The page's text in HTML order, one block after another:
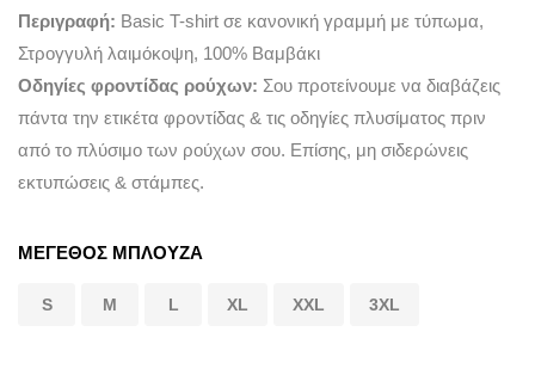
Περιγραφή: Basic T-shirt σε κανονική γραμμή με τύπωμα,
Στρογγυλή λαιμόκοψη, 100% Βαμβάκι
Οδηγίες φροντίδας ρούχων: Σου προτείνουμε να διαβάζεις
πάντα την ετικέτα φροντίδας & τις οδηγίες πλυσίματος πριν
από το πλύσιμο των ρούχων σου. Επίσης, μη σιδερώνεις
εκτυπώσεις & στάμπες.
ΜΕΓΕΘΟΣ ΜΠΛΟΥΖΑ
S M L XL XXL 3XL